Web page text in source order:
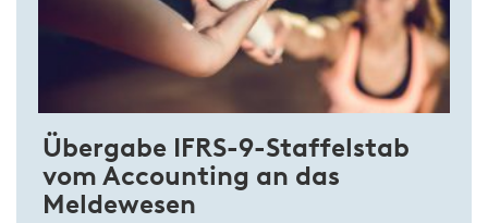
Übergabe IFRS-9-Staffelstab
vom Accounting an das
Meldewesen